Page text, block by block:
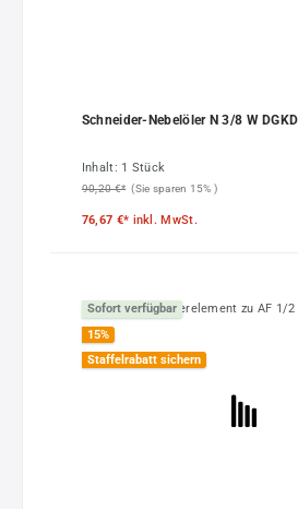
Schneider-Nebelöler N 3/8 W
Inhalt: 1 Stück
90,20 €* (Sie sparen 15% )
76,67 €* inkl. MwSt.
Sofort verfügbar
15%
Staffelrabatt sichern